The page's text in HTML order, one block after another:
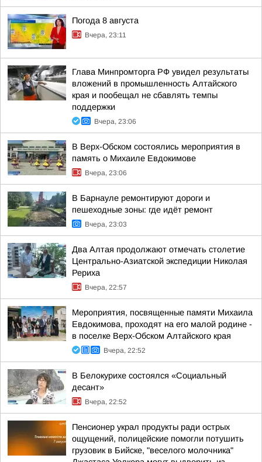
Погода 8 августа
Вчера, 23:11
Глава Минпромторга РФ увидел результаты
вложений в промышленность Алтайского
края и пообещал не сбавлять темпы
поддержки
Вчера, 23:06
В Верх-Обском состоялись мероприятия в
память о Михаиле Евдокимове
Вчера, 23:06
В Барнауле ремонтируют дороги и
пешеходные зоны: где идёт ремонт
Вчера, 23:03
Два Алтая продолжают отмечать столетие
Центрально-Азиатской экспедиции Николая
Рериха
Вчера, 22:57
Мероприятия, посвященные памяти Михаила
Евдокимова, проходят на его малой родине -
в поселке Верх-Обском Алтайского края
Вчера, 22:52
В Белокурихе состоялся «Социальный
десант»
Вчера, 22:52
Пенсионер украл продукты ради острых
ощущений, полицейские помогли потушить
грузовик в Бийске, "веселого молочника"